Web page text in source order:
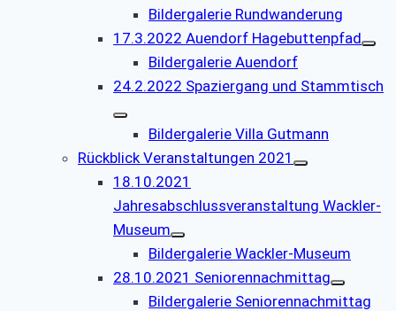
Bildergalerie Rundwanderung
17.3.2022 Auendorf Hagebuttenpfad
Bildergalerie Auendorf
24.2.2022 Spaziergang und Stammtisch
Bildergalerie Villa Gutmann
Rückblick Veranstaltungen 2021
18.10.2021
Jahresabschlussveranstaltung Wackler-
Museum
Bildergalerie Wackler-Museum
28.10.2021 Seniorennachmittag
Bildergalerie Seniorennachmittag